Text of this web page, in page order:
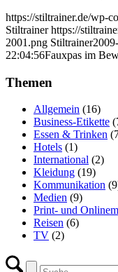
https://stiltrainer.de/wp-
Stiltrainer https://
2001.png Stiltrainer
22:04:56Fauxpas im
Themen
Allgemein (16)
Business-Etikette
Essen & Trinken
Hotels (1)
International (2)
Kleidung (19)
Kommunikation
Medien (9)
Print- und
Reisen (6)
TV (2)